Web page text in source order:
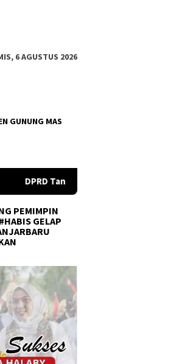
6 AGUSTUS 2026
GUNUNG MAS
PLN Batulicin Transparan Soal
PEMIMPIN
GELAP